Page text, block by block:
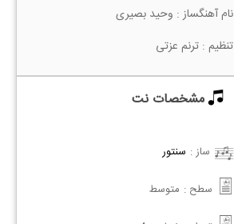
نام آهنگساز : وحید بصیری
تنظیم : ترنم عزتی
مشخصات نت
ساز : سنتور
سطح : متوسط